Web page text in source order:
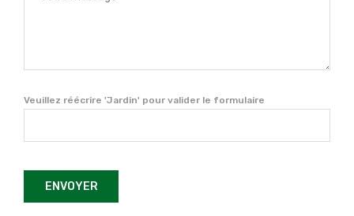
Veuillez réécrire 'Jardin' pour valider le formulaire